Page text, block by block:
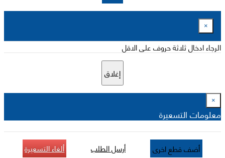
×
الرجاء ادخال ثلاثة حروف على الاقل
إغلاق
×
معلومات التسعيرة
أضف قطع اخرى أرسل الطلب ألغاء التسعيرة